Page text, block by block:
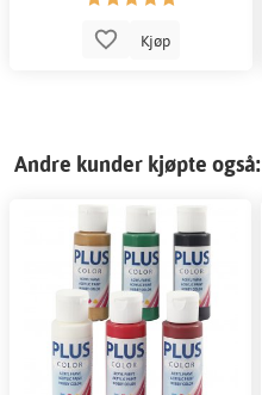
Kjøp
Andre kunder kjøpte også: